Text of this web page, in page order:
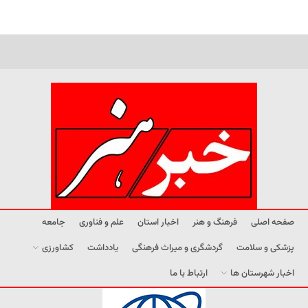
صفحه اصلی فرهنگ و هنر اخبار استان علم و فناوری
جامعه
پزشکی و سلامت
گردشگری و میراث فرهنگی یادداشت
کشاورزی
اخبار شهرستان ها
ارتباط با ما